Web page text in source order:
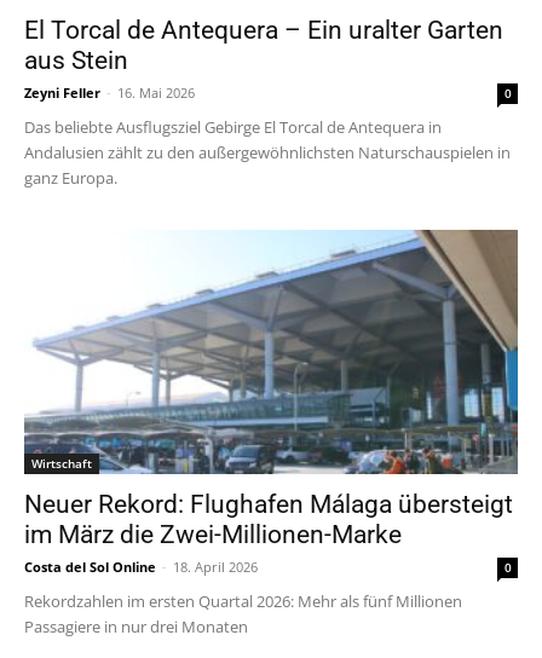
El Torcal de Antequera – Ein uralter Garten
aus Stein
Zeyni Feller - 16. Mai 2026 0
Das beliebte Ausflugsziel Gebirge El Torcal de Antequera in
Andalusien zählt zu den außergewöhnlichsten Naturschauspielen in
ganz Europa.
Wirtschaft
Neuer Rekord: Flughafen Málaga übersteigt
im März die Zwei-Millionen-Marke
Costa del Sol Online - 18. April 2026 0
Rekordzahlen im ersten Quartal 2026: Mehr als fünf Millionen
Passagiere in nur drei Monaten